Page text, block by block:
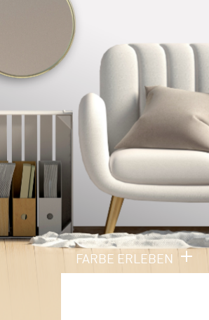
FARBE ERLEBEN